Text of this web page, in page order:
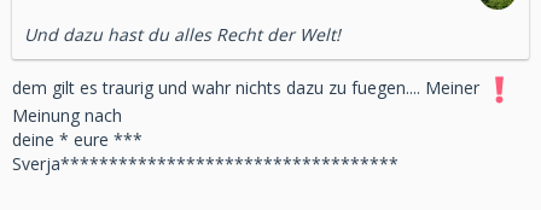
Und dazu hast du alles Recht der Welt!
dem gilt es traurig und wahr nichts dazu zu fuegen.... Meiner
Meinung nach
deine * eure ***
Sverja***********************************